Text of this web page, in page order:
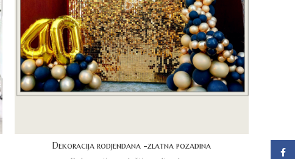
Dekoracija rodjendana -zlatna pozadina